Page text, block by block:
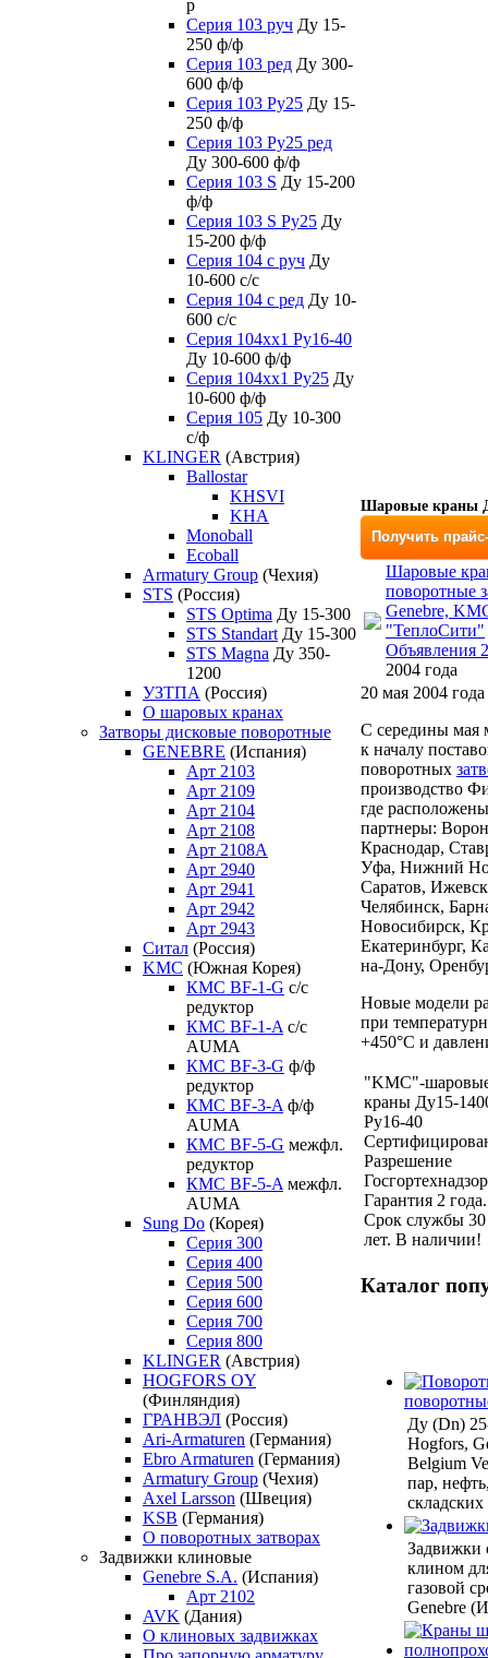
р
Серия 103 руч Ду 15-
250 ф/ф
Серия 103 ред Ду 300-
600 ф/ф
Серия 103 Ру25 Ду 15-
250 ф/ф
Серия 103 Ру25 ред
Ду 300-600 ф/ф
Серия 103 S Ду 15-200
ф/ф
Серия 103 S Ру25 Ду
15-200 ф/ф
Серия 104 с руч Ду
10-600 с/с
Серия 104 с ред Ду 10-
600 с/с
Серия 104xx1 Ру16-40
Ду 10-600 ф/ф
Серия 104xx1 Ру25 Ду
10-600 ф/ф
Серия 105 Ду 10-300
с/ф
KLINGER (Австрия)
Ballostar
KHSVI
KHA
Monoball
Ecoball
Armatury Group (Чехия)
STS (Россия)
STS Optima Ду 15-300
STS Standart Ду 15-300
STS Magna Ду 350-
1200
УЗТПА (Россия)
О шаровых кранах
Затворы дисковые поворотные
GENEBRE (Испания)
Арт 2103
Арт 2109
Арт 2104
Арт 2108
Арт 2108A
Арт 2940
Арт 2941
Арт 2942
Арт 2943
Ситал (Россия)
KMC (Южная Корея)
КМС BF-1-G с/с
редуктор
КМС BF-1-A с/с
AUMA
КМС BF-3-G ф/ф
редуктор
КМС BF-3-A ф/ф
AUMA
КМС BF-5-G межфл.
редуктор
КМС BF-5-A межфл.
AUMA
Sung Do (Корея)
Серия 300
Серия 400
Серия 500
Серия 600
Серия 700
Серия 800
KLINGER (Австрия)
HOGFORS OY
(Финляндия)
ГРАНВЭЛ (Россия)
Ari-Armaturen (Германия)
Ebro Armaturen (Германия)
Armatury Group (Чехия)
Axel Larsson (Швеция)
KSB (Германия)
О поворотных затворах
Задвижки клиновые
Genebre S.A. (Испания)
Арт 2102
AVK (Дания)
О клиновых задвижках
Шаровые краны
Получить
Шаровые
поворотные
Genebre,
"ТеплоСити"
Объявления
2004 года
20 мая 2004 года
С середины мая
к началу
поворотных
производство
где
партнеры:
Краснодар,
Уфа, Нижний
Саратов,
Челябинск,
Новосибирск,
Екатеринбург,
на-Дону,
Новые модели
при
+450°С и
"KMC"-
краны Ду15-
Ру16-40
Разрешение
Гарантия 2 года.
Срок службы 30
лет. В наличии!
Каталог
Ду (Dn)
Hogfors,
Belgium
пар,
Задвижки
клином
газовой
Genebre